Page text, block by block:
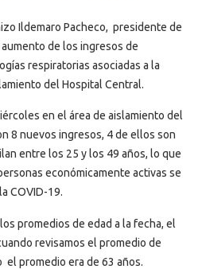
Ildemaro Pacheco, presidente de
de los ingresos de
respiratorias asociadas a la
del Hospital Central.
en el área de aislamiento del
8 nuevos ingresos, 4 de ellos son
entre los 25 y los 49 años, lo que
económicamente activas se
COVID-19.
promedios de edad a la fecha, el
revisamos el promedio de
el promedio era de 63 años.